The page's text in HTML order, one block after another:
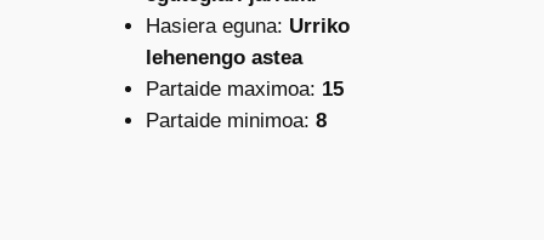
Hasiera eguna: Urriko
lehenengo astea
Partaide maximoa: 15
Partaide minimoa: 8